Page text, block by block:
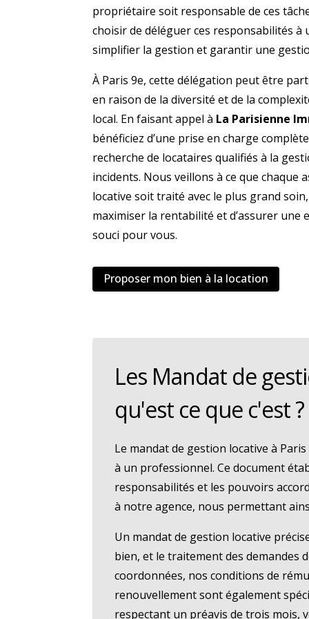
propriétaire soit responsable de ces
choisir de déléguer ces responsabilités
simplifier la gestion et garantir une
À Paris 9e, cette délégation peut être
en raison de la diversité et de la
local. En faisant appel à La Parisienne
bénéficiez d’une prise en charge
recherche de locataires qualifiés à la
incidents. Nous veillons à ce que chaque
locative soit traité avec le plus grand
maximiser la rentabilité et d’assurer une
souci pour vous.
Proposer mon bien à la location
Les Mandat de
qu'est ce que c'est ?
Le mandat de gestion locative à
à un professionnel. Ce document
responsabilités et les pouvoirs
à notre agence, nous permettant
Un mandat de gestion locative
bien, et le traitement des demandes
coordonnées, nos conditions de
renouvellement sont également
respectant un préavis de trois mois,